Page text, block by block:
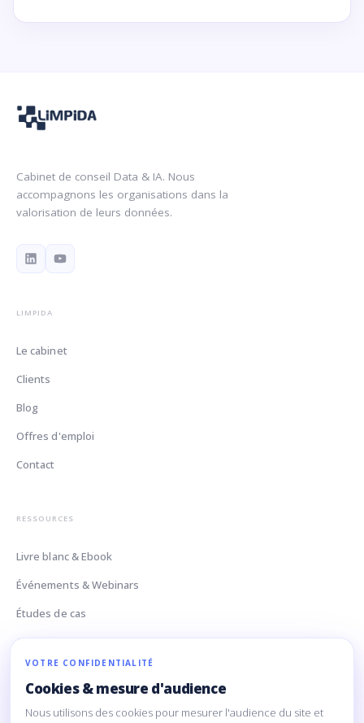
Cabinet de conseil Data & IA. Nous
accompagnons les organisations dans la
valorisation de leurs données.
LIMPIDA
Le cabinet
Clients
Blog
Offres d'emploi
Contact
RESSOURCES
Livre blanc & Ebook
Événements & Webinars
Études de cas
Glossaire Data
CONTACT
VOTRE CONFIDENTIALITÉ
Cookies & mesure d'audience
Nous utilisons des cookies pour mesurer l'audience du site et